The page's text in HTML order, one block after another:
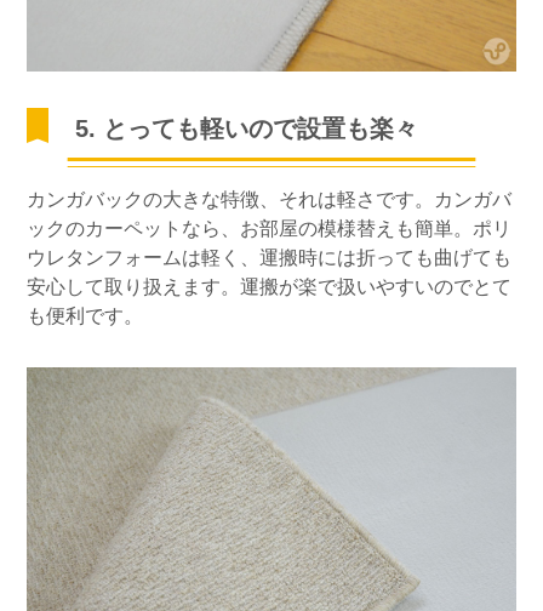
5. とっても軽いので設置も楽々
カンガバックの大きな特徴、それは軽さです。カンガバ
ックのカーペットなら、お部屋の模様替えも簡単。ポリ
ウレタンフォームは軽く、運搬時には折っても曲げても
安心して取り扱えます。運搬が楽で扱いやすいのでとて
も便利です。